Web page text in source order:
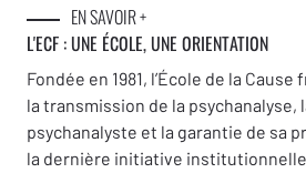
EN SAVOIR +
L'ECF : UNE ÉCOLE, UNE ORIENTATION
Fondée en 1981, l’École de la
la transmission de la psychanalyse,
psychanalyste et la garantie de sa
la dernière initiative institutionnelle